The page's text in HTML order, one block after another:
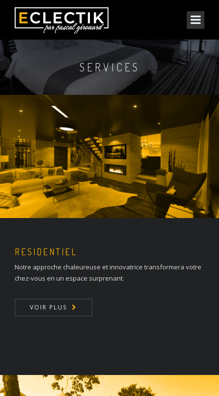
SERVICES
RESIDENTIEL
Notre approche chaleureuse et innovatrice transformera votre
chez-vous en un espace surprenant.
VOIR PLUS